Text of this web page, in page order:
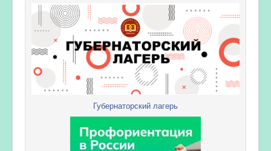
Губернаторский лагерь